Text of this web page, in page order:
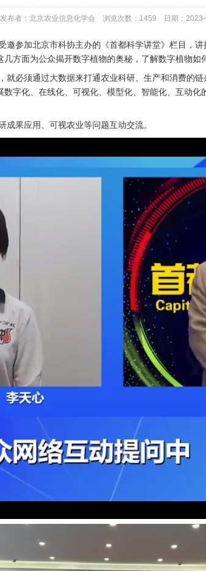
发布者：北京农业信息化学会 浏览次数：1459 日期：
参加北京市科协主办的《首都科学讲堂》栏目，
方面为公众揭开数字植物的奥秘，了解数字植物如
须通过大数据来打通农业科研、生产和消费的链
字化、在线化、可视化、模型化、智能化、互动
果应用、可视农业等问题互动交流。